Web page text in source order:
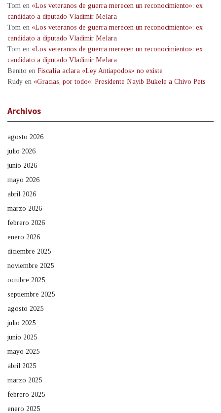
Tom en «Los veteranos de guerra merecen un reconocimiento»: ex
candidato a diputado Vladimir Melara
Tom en «Los veteranos de guerra merecen un reconocimiento»: ex
candidato a diputado Vladimir Melara
Tom en «Los veteranos de guerra merecen un reconocimiento»: ex
candidato a diputado Vladimir Melara
Benito en Fiscalía aclara «Ley Antiapodos» no existe
Rudy en «Gracias, por todo»: Presidente Nayib Bukele a Chivo Pets
Archivos
agosto 2026
julio 2026
junio 2026
mayo 2026
abril 2026
marzo 2026
febrero 2026
enero 2026
diciembre 2025
noviembre 2025
octubre 2025
septiembre 2025
agosto 2025
julio 2025
junio 2025
mayo 2025
abril 2025
marzo 2025
febrero 2025
enero 2025